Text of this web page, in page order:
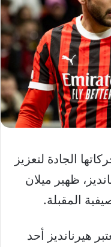
الجادة لتعزيز
ظهير ميلان
المقبلة.
هيرنانديز أحد